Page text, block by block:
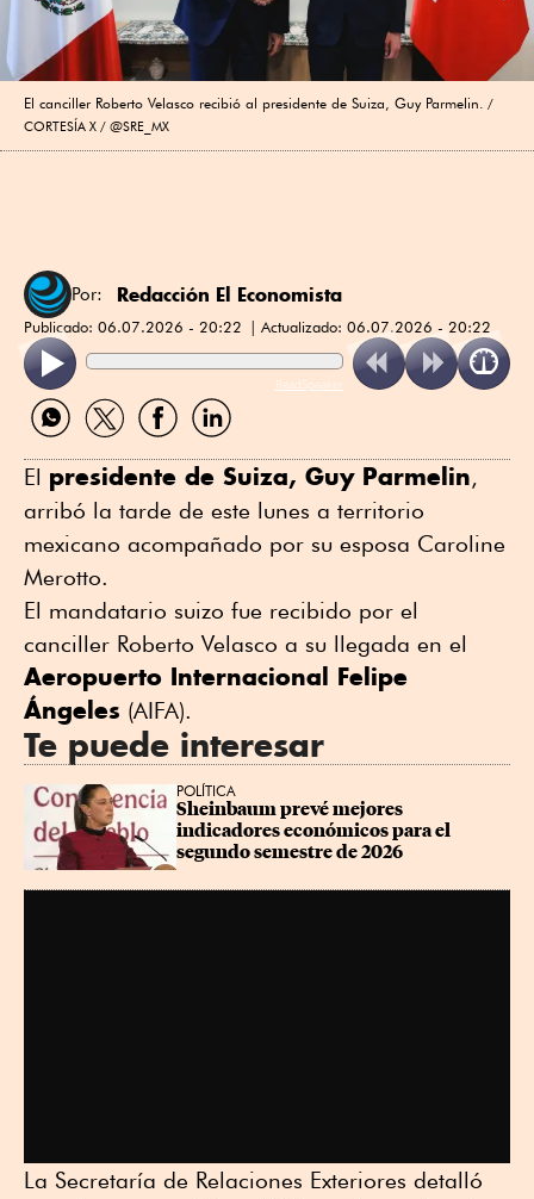
El canciller Roberto Velasco recibió al presidente de Suiza, Guy Parmelin.
CORTESÍA X / @SRE_MX
Por: Redacción El Economista
Publicado: 06.07.2026 - 20:22 Actualizado: 06.07.2026 - 20:22
ReadSpeaker
Compartir
por
Compartir
por
Compartir
por
Compartir
por
El presidente de Suiza, Guy Parmelin,
arribó la tarde de este lunes a territorio
mexicano acompañado por su esposa Caroline
Merotto.
El mandatario suizo fue recibido por el
canciller Roberto Velasco a su llegada en el
Aeropuerto Internacional Felipe
Ángeles (AIFA).
Te puede interesar
POLÍTICA
Sheinbaum prevé mejores
indicadores económicos para el
segundo semestre de 2026
La Secretaría de Relaciones Exteriores detalló